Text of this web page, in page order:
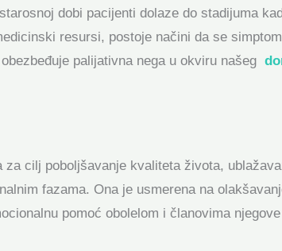
dobi pacijenti dolaze do stadijuma
resursi, postoje načini da se
palijativna nega u okviru našeg
cilj poboljšavanje kvaliteta života,
fazama. Ona je usmerena na
pomoć obolelom i članovima